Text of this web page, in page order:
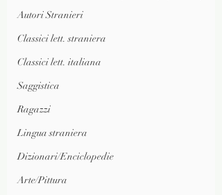
Autori Stranieri
Classici lett. straniera
Classici lett. italiana
Saggistica
Ragazzi
Lingua straniera
Dizionari/Enciclopedie
Arte/Pittura